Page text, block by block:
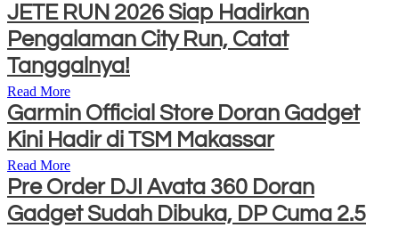
JETE RUN 2026 Siap Hadirkan
Pengalaman City Run, Catat
Tanggalnya!
Read More
Garmin Official Store Doran Gadget
Kini Hadir di TSM Makassar
Read More
Pre Order DJI Avata 360 Doran
Gadget Sudah Dibuka, DP Cuma 2.5